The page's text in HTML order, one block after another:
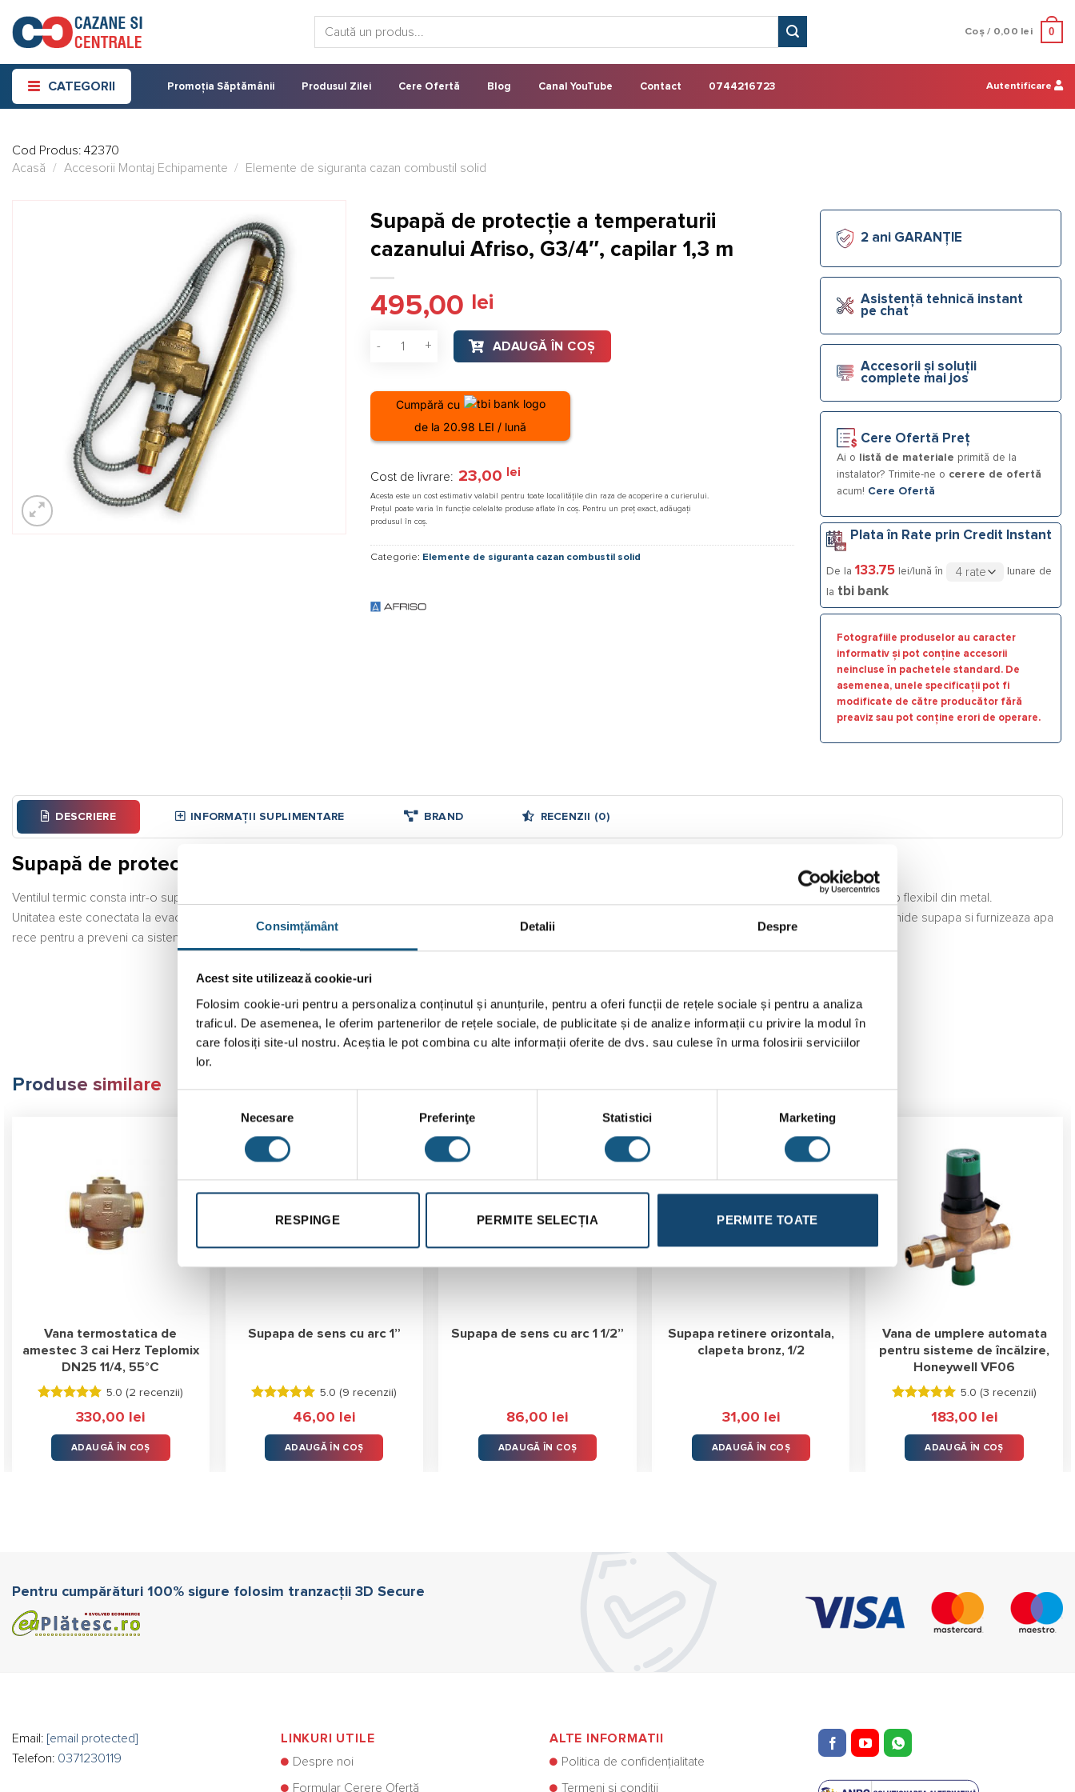
Consimțământ Detalii Despre
Acest site utilizează cookie-uri
Folosim cookie-uri pentru a personaliza conținutul și anunțurile, pentru a oferi funcții de rețele sociale și pentru a analiza
traficul. De asemenea, le oferim partenerilor de rețele sociale, de publicitate și de analize informații cu privire la modul în
care folosiți site-ul nostru. Aceștia le pot combina cu alte informații oferite de dvs. sau culese în urma folosirii serviciilor
lor.
consimțământului
Necesare Preferinţe Statistici Marketing
RESPINGE PERMITE SELECȚIA PERMITE TOATE
content
Coș / 0,00 lei 0
CATEGORII Promoția Săptămânii Produsul Zilei Cere Ofertă Blog Canal YouTube Contact 0744216723 Autentificare
Cod Produs: 42370
Acasă
/ Accesorii Montaj Echipamente / Elemente de siguranta cazan combustil solid
Supapă de protecție a temperaturii
cazanului Afriso, G3/4″, capilar 1,3 m
495,00 lei
Cantitate Supapă de protecție a temperaturii cazanului Afriso, G3/4", capilar 1,3 m
ADAUGĂ ÎN COȘ
Cumpără cu
de la 20.98 LEI / lună
Cost de livrare: 23,00 lei
Acesta este un cost estimativ valabil pentru toate localitățile din raza de acoperire a curierului.
Prețul poate varia în funcție celelalte produse aflate în coș. Pentru un preț exact, adăugați
produsul în coș.
Categorie: Elemente de siguranta cazan combustil solid
2 ani GARANȚIE
Asistență tehnică instant
pe chat
Accesorii și soluții
complete mai jos
Cere Ofertă Preț
Ai o listă de materiale primită de la
instalator? Trimite-ne o cerere de ofertă
acum! Cere Ofertă
Plata în Rate prin Credit Instant
De la 133.75 lei/lună în
lunare de
la tbi bank
Fotografiile produselor au caracter
informativ și pot conține accesorii
neincluse în pachetele standard. De
asemenea, unele specificații pot fi
modificate de către producător fără
preaviz sau pot conține erori de operare.
DESCRIERE INFORMAȚII SUPLIMENTARE BRAND RECENZII (0)
Supapă de protecție a temperaturii cazanului Afriso, G3/4″, capilar 1,3 m
Ventilul termic consta intr-o supapa cu carcasa de alama, filet interior G 3/4” la ambele capete, o valva si sonda G 1/2”. Capilarul (l = 1300 mm) este protejat de un tub flexibil din metal.
Unitatea este conectata la evacuarea apei din echipamentul de incalzire sau la admisia apei in schimbatorul de caldura. Daca temperatura depaseste 95 °C, se deschide supapa si furnizeaza apa
rece pentru a preveni ca sistemul de incalzire sa depaseasca temperatura maxima de operare.
Produse similare
Vana termostatica de
amestec 3 cai Herz Teplomix
DN25 11/4, 55°C
Evaluat la
stele
din 5
5.0 (2 recenzii)
330,00 lei
ADAUGĂ ÎN COȘ
Supapa de sens cu arc 1”
Evaluat la
stele
din 5
5.0 (9 recenzii)
46,00 lei
ADAUGĂ ÎN COȘ
Supapa de sens cu arc 1 1/2”
86,00 lei
ADAUGĂ ÎN COȘ
Supapa retinere orizontala,
clapeta bronz, 1/2
31,00 lei
ADAUGĂ ÎN COȘ
Vana de umplere automata
pentru sisteme de încălzire,
Honeywell VF06
Evaluat la
stele
din 5
5.0 (3 recenzii)
183,00 lei
ADAUGĂ ÎN COȘ
Pentru cumpărături 100% sigure folosim tranzacții 3D Secure
Email: [email protected]
Telefon: 0371230119
LINKURI UTILE
Despre noi
Formular Cerere Ofertă
ALTE INFORMATII
Politica de confidențialitate
Termeni și condiții